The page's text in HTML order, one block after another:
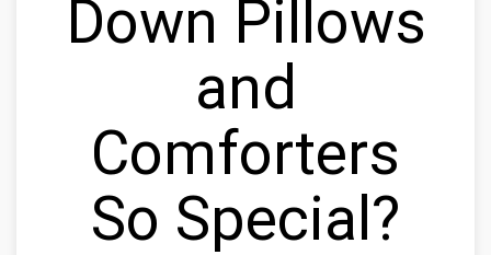
Down Pillows
and
Comforters
So Special?